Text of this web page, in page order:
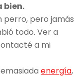
bien.
perro, pero jamás
todo. Ver a
a mi
energía,